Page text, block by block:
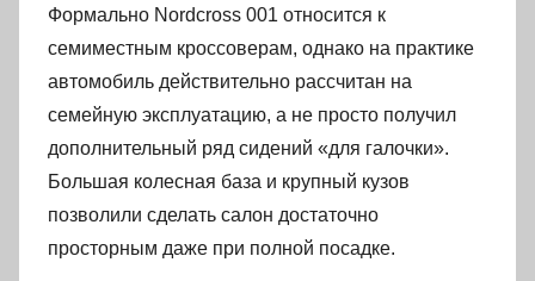
Формально Nordcross 001 относится к
семиместным кроссоверам, однако на практике
автомобиль действительно рассчитан на
семейную эксплуатацию, а не просто получил
дополнительный ряд сидений «для галочки».
Большая колесная база и крупный кузов
позволили сделать салон достаточно
просторным даже при полной посадке.